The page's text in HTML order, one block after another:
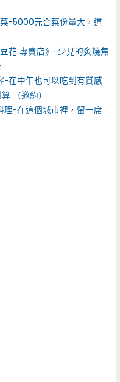
-5000元合菜份量大，道
花 專賣店》-少見的炙燒焦
在中午也可以吃到有質感
（邀約）
-在這個城市裡，留一席